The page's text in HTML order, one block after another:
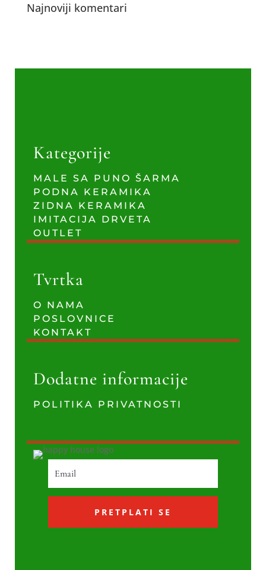
Najnoviji komentari
Kategorije
MALE SA PUNO ŠARMA
PODNA KERAMIKA
ZIDNA KERAMIKA
IMITACIJA DRVETA
OUTLET
Tvrtka
O NAMA
POSLOVNICE
KONTAKT
Dodatne informacije
POLITIKA PRIVATNOSTI
PRETPLATI SE